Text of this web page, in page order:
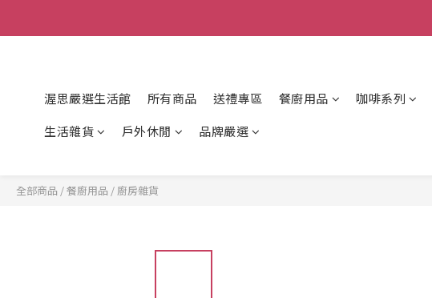
渥思嚴選生活館 所有商品 送禮專區 餐廚用品 咖啡系列
生活雜貨
戶外休閒 品牌嚴選
全部商品 /餐廚用品 / 廚房雜貨